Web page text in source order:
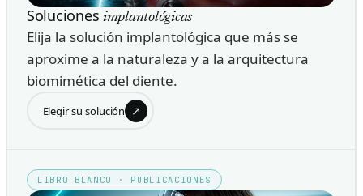
Solucionesimplantológicas
Elija la solución implantológica que más se
aproxime a la naturaleza y a la arquitectura
biomimética del diente.
Elegir su solución ↗
LIBRO BLANCO · PUBLICACIONES